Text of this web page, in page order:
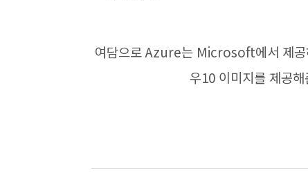
여담으로 Azure는 Microsoft에서 제공
우10 이미지를 제공해